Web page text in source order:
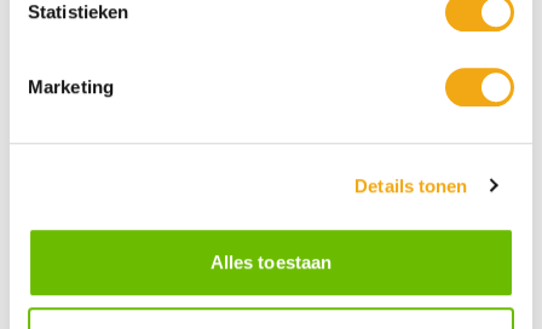
Statistieken
Marketing
Details tonen
Alles toestaan
Kunst voor iedereen
Onze Bronzen Beelden die met vuur tot leven worden